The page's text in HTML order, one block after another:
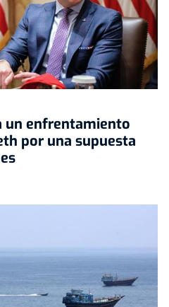
un enfrentamiento
por una supuesta